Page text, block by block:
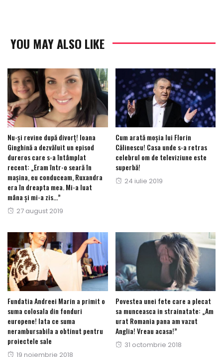
YOU MAY ALSO LIKE
Nu-și revine după divorț! Ioana
Ginghină a dezvăluit un episod
dureros care s-a întâmplat
recent: „Eram într-o seară în
mașina, eu conduceam, Ruxandra
era în dreapta mea. Mi-a luat
mâna și mi-a zis…”
Posted
27 august 2019
Cum arată moșia lui Florin
Călinescu! Casa unde s-a retras
celebrul om de televiziune este
superbă!
Posted
24 iulie 2019
Fundatia Andreei Marin a primit o
suma colosala din fonduri
europene! Iata ce suma
nerambursabila a obtinut pentru
proiectele sale
Posted
19 noiembrie 2018
Povestea unei fete care a plecat
sa munceasca in strainatate: „Am
urat Romania pana am vazut
Anglia! Vreau acasa!”
Posted
31 octombrie 2018